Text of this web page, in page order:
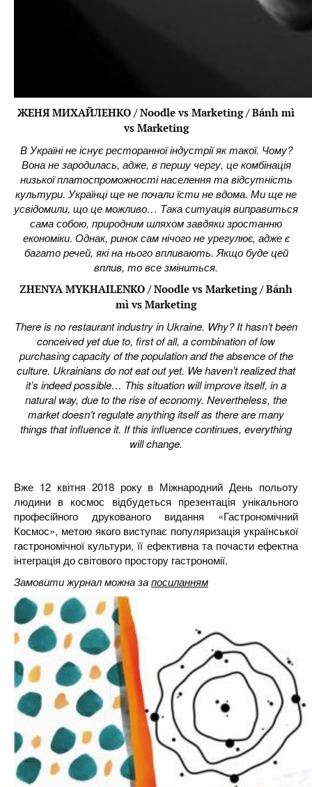
ЖЕНЯ МИХАЙЛЕНКО / Noodle vs Marketing / Bánh mì
vs Marketing
В Україні не існує ресторанної індустрії як такої. Чому?
Вона не зародилась, адже, в першу чергу, це комбінація
низької платоспроможності населення та відсутність
культури. Українці ще не почали їсти не вдома. Ми ще не
усвідомили, що це можливо… Така ситуація виправиться
сама собою, природним шляхом завдяки зростанню
економіки. Однак, ринок сам нічого не урегулює, адже є
багато речей, які на нього впливають. Якщо буде цей
вплив, то все зміниться.
ZHENYA MYKHAILENKO / Noodle vs Marketing / Bánh
mì vs Marketing
There is no restaurant industry in Ukraine. Why? It hasn’t been
conceived yet due to, first of all, a combination of low
purchasing capacity of the population and the absence of the
culture. Ukrainians do not eat out yet. We haven’t realized that
it’s indeed possible… This situation will improve itself, in a
natural way, due to the rise of economy. Nevertheless, the
market doesn’t regulate anything itself as there are many
things that influence it. If this influence continues, everything
will change.
Вже 12 квітня 2018 року в Міжнародний День польоту
людини в космос відбудеться презентація унікального
професійного друкованого видання «Гастрономічний
Космос», метою якого виступає популяризація української
гастрономічної культури, її ефективна та почасти ефектна
інтеграція до світового простору гастрономії.
Замовити журнал можна запосиланням